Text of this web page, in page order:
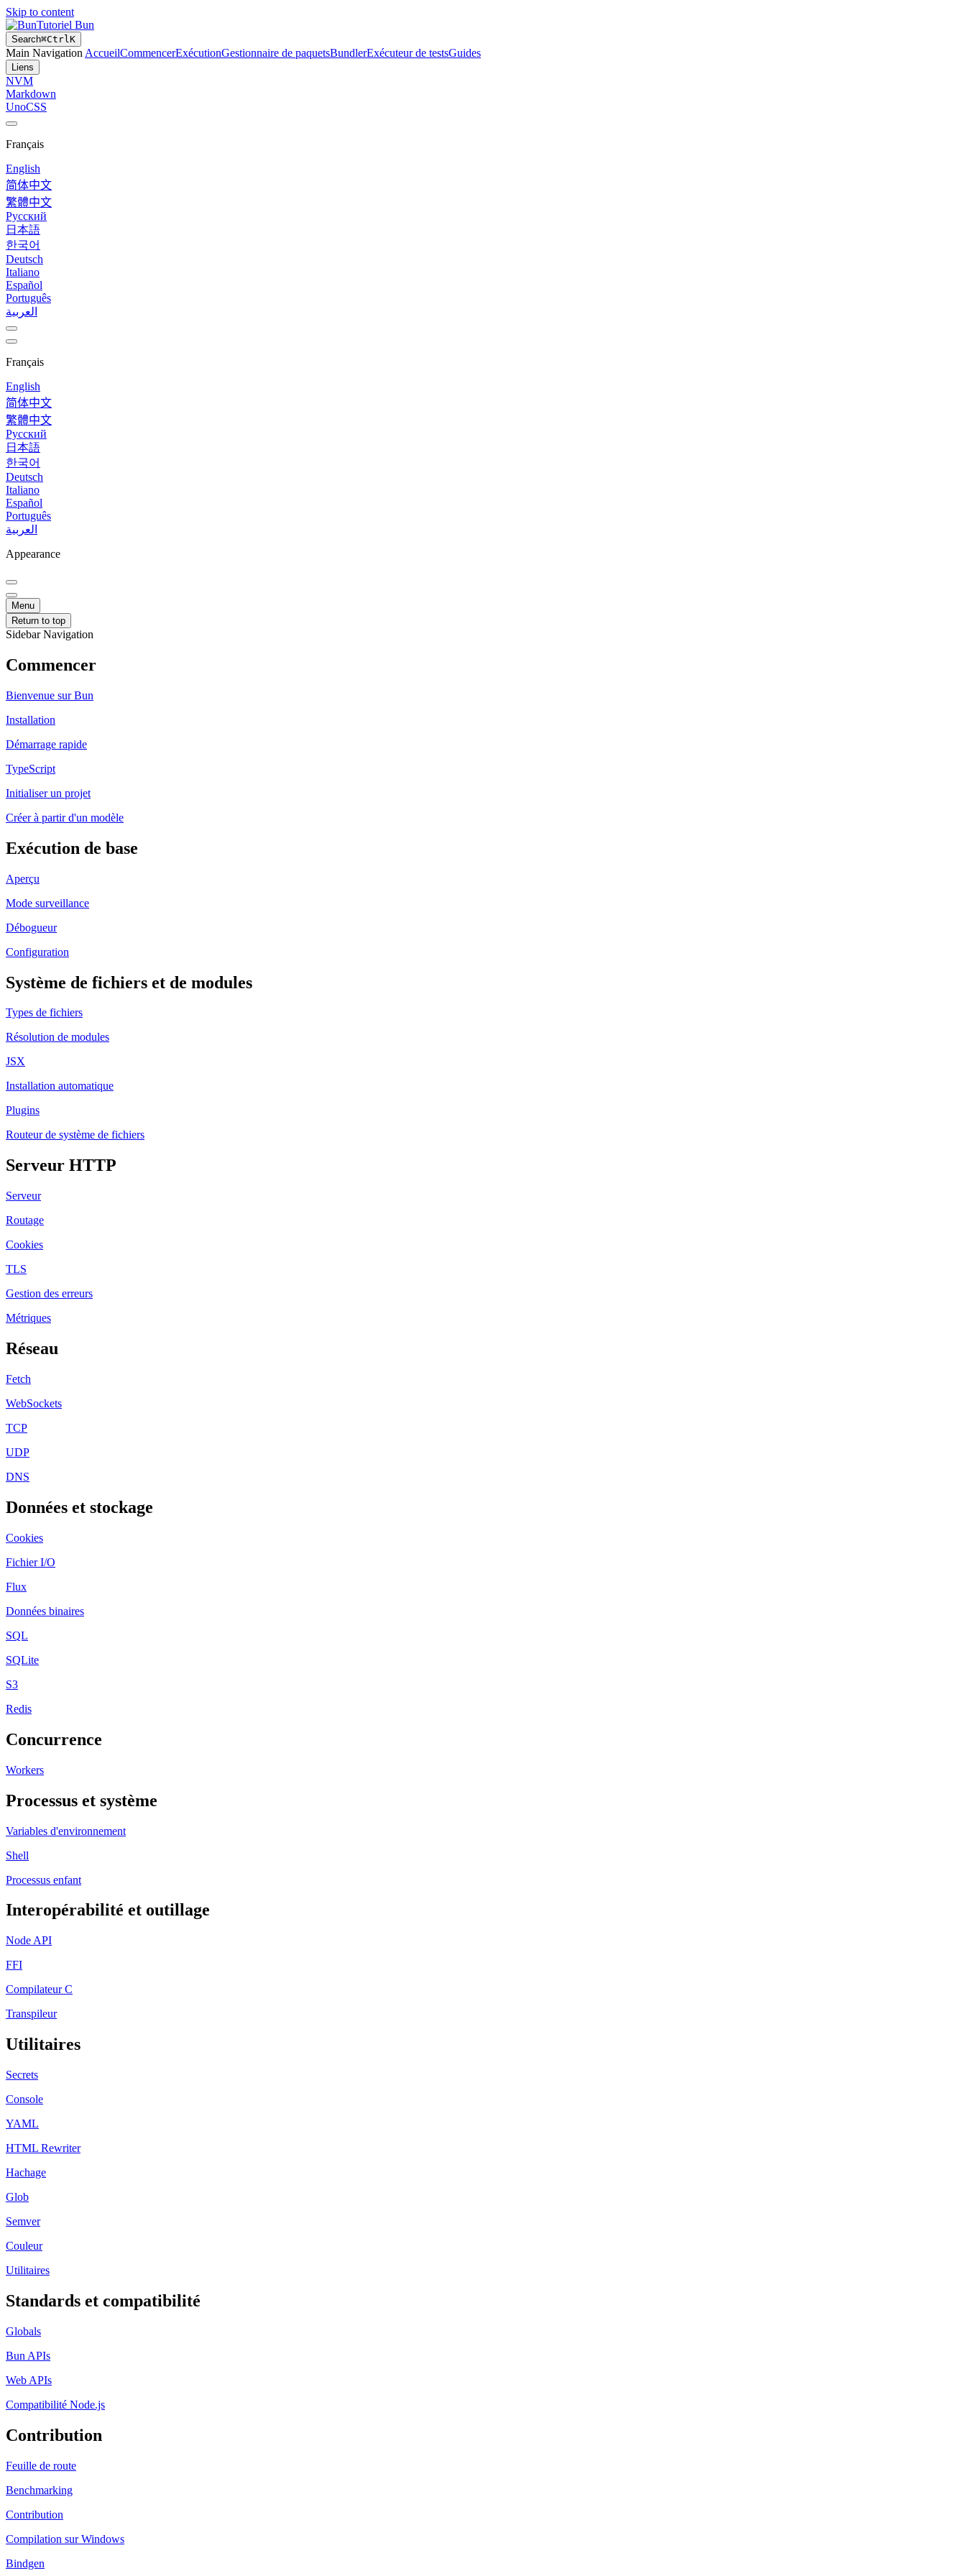
Skip to content
Tutoriel Bun
Search⌘CtrlK
Main Navigation AccueilCommencerExécutionGestionnaire de paquetsBundlerExécuteur de testsGuides
Liens
NVM
Markdown
UnoCSS
Français
English
简体中文
繁體中文
Русский
日本語
한국어
Deutsch
Italiano
Español
Português
العربية
Français
English
简体中文
繁體中文
Русский
日本語
한국어
Deutsch
Italiano
Español
Português
العربية
Appearance
Menu
Return to top
Sidebar Navigation
Commencer
Bienvenue sur Bun
Installation
Démarrage rapide
TypeScript
Initialiser un projet
Créer à partir d'un modèle
Exécution de base
Aperçu
Mode surveillance
Débogueur
Configuration
Système de fichiers et de modules
Types de fichiers
Résolution de modules
JSX
Installation automatique
Plugins
Routeur de système de fichiers
Serveur HTTP
Serveur
Routage
Cookies
TLS
Gestion des erreurs
Métriques
Réseau
Fetch
WebSockets
TCP
UDP
DNS
Données et stockage
Cookies
Fichier I/O
Flux
Données binaires
SQL
SQLite
S3
Redis
Concurrence
Workers
Processus et système
Variables d'environnement
Shell
Processus enfant
Interopérabilité et outillage
Node API
FFI
Compilateur C
Transpileur
Utilitaires
Secrets
Console
YAML
HTML Rewriter
Hachage
Glob
Semver
Couleur
Utilitaires
Standards et compatibilité
Globals
Bun APIs
Web APIs
Compatibilité Node.js
Contribution
Feuille de route
Benchmarking
Contribution
Compilation sur Windows
Bindgen